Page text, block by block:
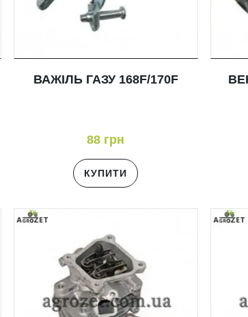
ВАЖІЛЬ ГАЗУ 168F/170F
88 грн
КУПИТИ